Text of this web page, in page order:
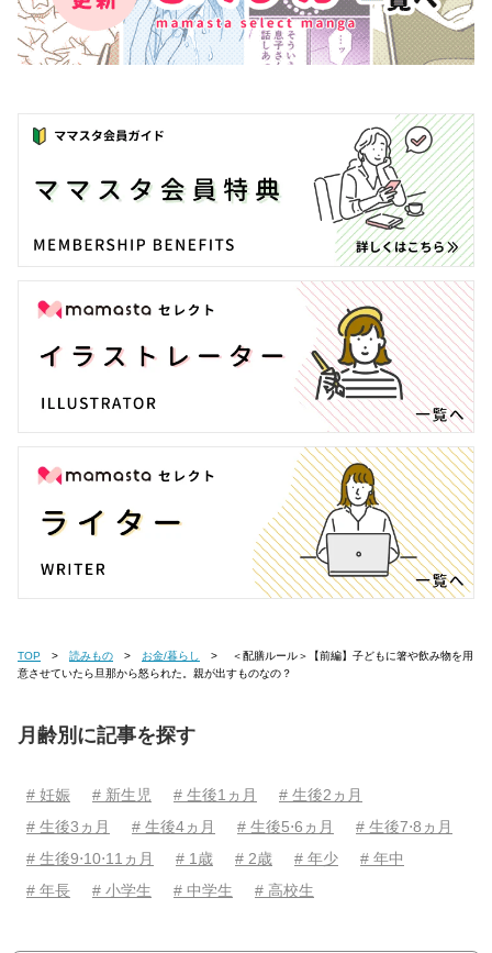
TOP 読みもの お金/暮らし
意させていたら旦那から怒られた。親が出すものなの？
月齢別に記事を探す
# 妊娠 # 新生児 # 生後1ヵ月
# 生後2ヵ月
# 生後3ヵ月
# 生後4ヵ月 # 生後5⋅6ヵ月
# 生後7⋅8ヵ月
# 生後9⋅10⋅11ヵ月
# 1歳 # 2歳 # 年少
# 年中
# 年長
# 小学生 # 中学生 # 高校生